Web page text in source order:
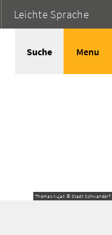
Leichte Sprache
Suche Menu
Thomas Kujat © Stadt Schwandorf